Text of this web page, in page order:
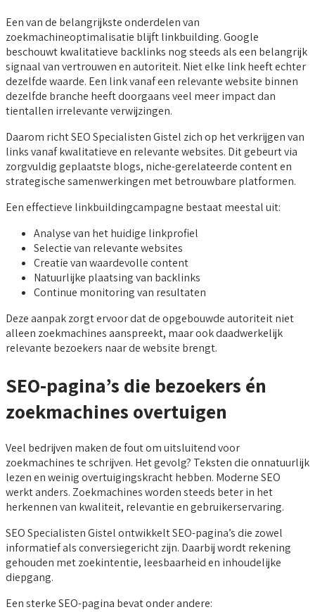
Een van de belangrijkste onderdelen van
zoekmachineoptimalisatie blijft linkbuilding. Google
beschouwt kwalitatieve backlinks nog steeds als een belangrijk
signaal van vertrouwen en autoriteit. Niet elke link heeft echter
dezelfde waarde. Een link vanaf een relevante website binnen
dezelfde branche heeft doorgaans veel meer impact dan
tientallen irrelevante verwijzingen.
Daarom richt SEO Specialisten Gistel zich op het verkrijgen van
links vanaf kwalitatieve en relevante websites. Dit gebeurt via
zorgvuldig geplaatste blogs, niche-gerelateerde content en
strategische samenwerkingen met betrouwbare platformen.
Een effectieve linkbuildingcampagne bestaat meestal uit:
Analyse van het huidige linkprofiel
Selectie van relevante websites
Creatie van waardevolle content
Natuurlijke plaatsing van backlinks
Continue monitoring van resultaten
Deze aanpak zorgt ervoor dat de opgebouwde autoriteit niet
alleen zoekmachines aanspreekt, maar ook daadwerkelijk
relevante bezoekers naar de website brengt.
SEO-pagina’s die bezoekers én
zoekmachines overtuigen
Veel bedrijven maken de fout om uitsluitend voor
zoekmachines te schrijven. Het gevolg? Teksten die onnatuurlijk
lezen en weinig overtuigingskracht hebben. Moderne SEO
werkt anders. Zoekmachines worden steeds beter in het
herkennen van kwaliteit, relevantie en gebruikerservaring.
SEO Specialisten Gistel ontwikkelt SEO-pagina’s die zowel
informatief als conversiegericht zijn. Daarbij wordt rekening
gehouden met zoekintentie, leesbaarheid en inhoudelijke
diepgang.
Een sterke SEO-pagina bevat onder andere: